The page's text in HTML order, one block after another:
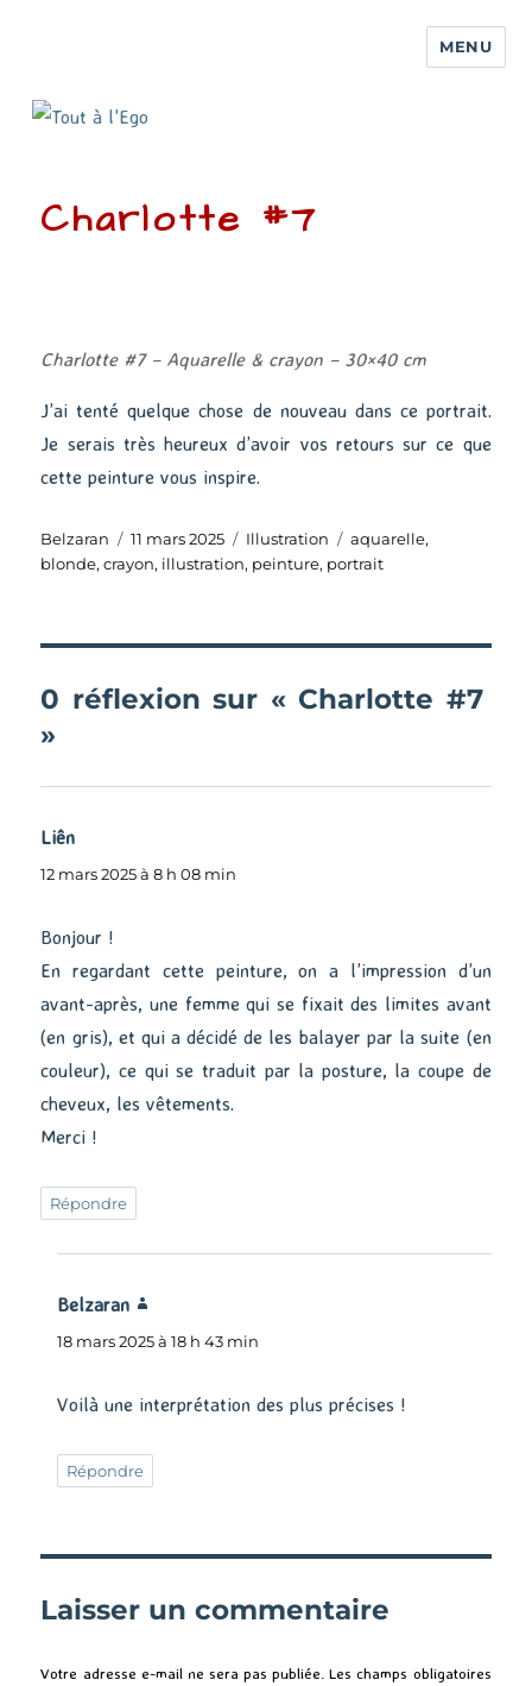
MENU
Charlotte #7
Charlotte #7 – Aquarelle & crayon – 30×40 cm
J’ai tenté quelque chose de nouveau dans ce portrait.
Je serais très heureux d’avoir vos retours sur ce que
cette peinture vous inspire.
Auteur
Belzaran
Publié
le
11 mars 2025 Catégories
Illustration Étiquettes
aquarelle,
blonde,crayon, illustration, peinture, portrait
0 réflexion sur « Charlotte #7
»
Liên
12 mars 2025 à 8 h 08 min
Bonjour !
En regardant cette peinture, on a l’impression d’un
avant-après, une femme qui se fixait des limites avant
(en gris), et qui a décidé de les balayer par la suite (en
couleur), ce qui se traduit par la posture, la coupe de
cheveux, les vêtements.
Merci !
Répondre
Belzaran
18 mars 2025 à 18 h 43 min
Voilà une interprétation des plus précises !
Répondre
Laisser un commentaire
Votre adresse e-mail ne sera pas publiée. Les champs obligatoires